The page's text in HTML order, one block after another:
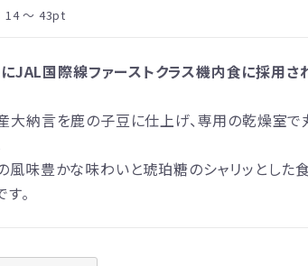
ン大福<冷凍>
14 ～ 43pt
JAL国際線ファーストクラス機内食に採用さ
大納言を鹿の子豆に仕上げ、専用の乾燥室
風味豊かな味わいと琥珀糖のシャリッとした
。